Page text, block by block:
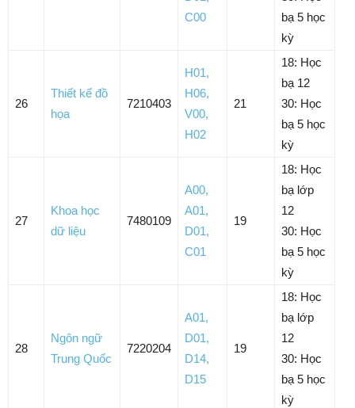
C00
bạ 5 học
kỳ
26
Thiết kế đồ
họa
7210403
H01,
H06,
V00,
H02
21
18: Học
bạ 12
30: Học
bạ 5 học
kỳ
27
Khoa học
dữ liệu
7480109
A00,
A01,
D01,
C01
19
18: Học
bạ lớp
12
30: Học
bạ 5 học
kỳ
28
Ngôn ngữ
Trung Quốc
7220204
A01,
D01,
D14,
D15
19
18: Học
bạ lớp
12
30: Học
bạ 5 học
kỳ